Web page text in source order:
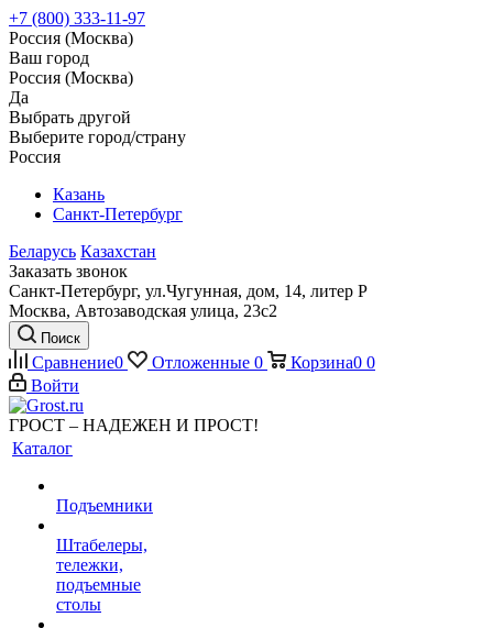
+7 (800) 333-11-97
Россия (Москва)
Ваш город
Россия (Москва)
Да
Выбрать другой
Выберите город/страну
Россия
Казань
Санкт-Петербург
Беларусь Казахстан
Заказать звонок
Санкт-Петербург, ул.Чугунная, дом, 14, литер Р
Москва, Автозаводская улица, 23с2
Поиск
Сравнение0 Отложенные 0 Корзина0 0
Войти
ГРОСТ – НАДЕЖЕН И ПРОСТ!
Каталог
Подъемники
Штабелеры,
тележки,
подъемные
столы